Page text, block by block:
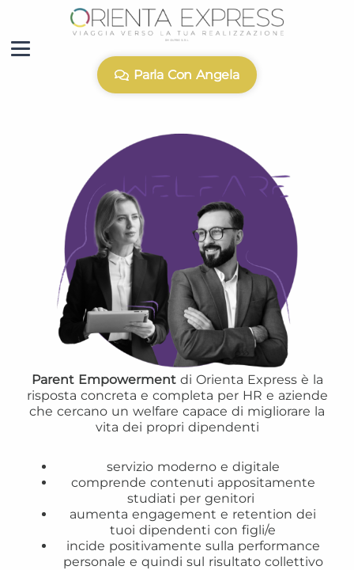
Parla Con Angela
Parent Empowermentdi Orienta Express è la
risposta concreta e completa per HR e aziende
che cercano un welfare capace di migliorare la
vita dei propri dipendenti
servizio moderno e digitale
comprende contenuti appositamente
studiati per genitori
aumenta engagement e retention dei
tuoi dipendenti con figli/e
incide positivamente sulla performance
personale e quindi sul risultato collettivo